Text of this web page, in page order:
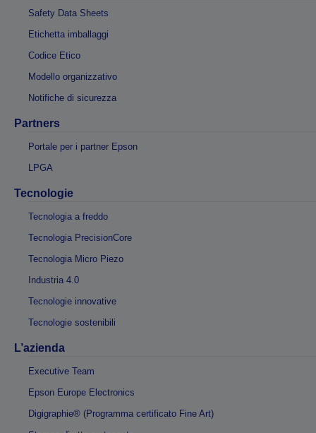
Safety Data Sheets
Etichetta imballaggi
Codice Etico
Modello organizzativo
Notifiche di sicurezza
Partners
Portale per i partner Epson
LPGA
Tecnologie
Tecnologia a freddo
Tecnologia PrecisionCore
Tecnologia Micro Piezo
Industria 4.0
Tecnologie innovative
Tecnologie sostenibili
L’azienda
Executive Team
Epson Europe Electronics
Digigraphie® (Programma certificato Fine Art)